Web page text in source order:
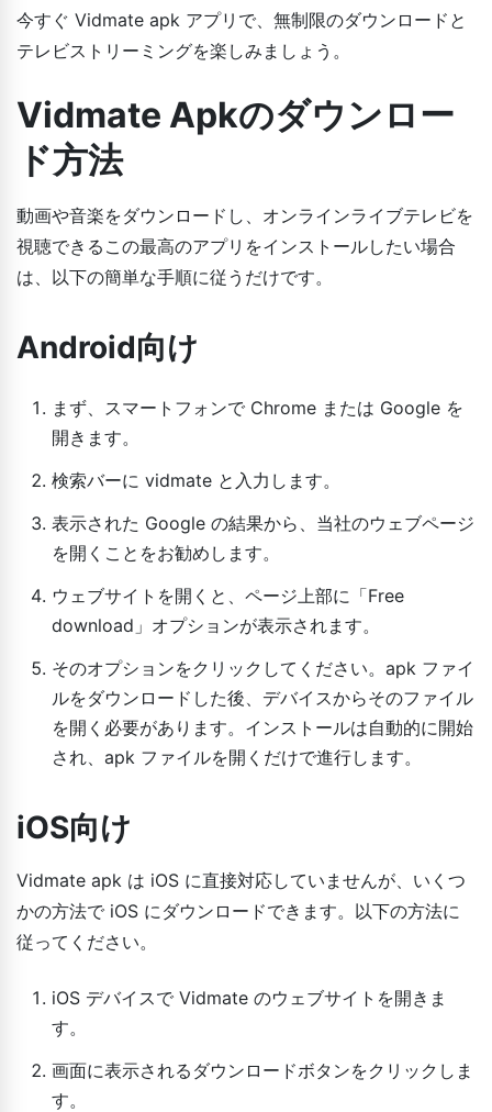
今すぐ Vidmate apk アプリで、無制限のダウンロードと
テレビストリーミングを楽しみましょう。
Vidmate Apkのダウンロー
ド方法
動画や音楽をダウンロードし、オンラインライブテレビを
視聴できるこの最高のアプリをインストールしたい場合
は、以下の簡単な手順に従うだけです。
Android向け
まず、スマートフォンで Chrome または Google を
開きます。
検索バーに vidmate と入力します。
表示された Google の結果から、当社のウェブページ
を開くことをお勧めします。
ウェブサイトを開くと、ページ上部に「Free
download」オプションが表示されます。
そのオプションをクリックしてください。apk ファイ
ルをダウンロードした後、デバイスからそのファイル
を開く必要があります。インストールは自動的に開始
され、apk ファイルを開くだけで進行します。
iOS向け
Vidmate apk は iOS に直接対応していませんが、いくつ
かの方法で iOS にダウンロードできます。以下の方法に
従ってください。
iOS デバイスで Vidmate のウェブサイトを開きま
す。
画面に表示されるダウンロードボタンをクリックしま
す。